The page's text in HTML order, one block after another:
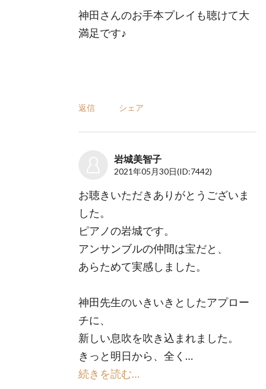
神田さんのお手本プレイも聴けて大
満足です♪
返信 シェア
岩城美智子
2021年05月30日(ID:7442)
お聴きいただきありがとうございま
した。
ピアノの岩城です。
アンサンブルの仲間は宝だと、
あらためて実感しました。
神田先生のいきいきとしたアプロー
チに、
新しい息吹を吹き込まれました。
きっと明日から、全く…
続きを読む…